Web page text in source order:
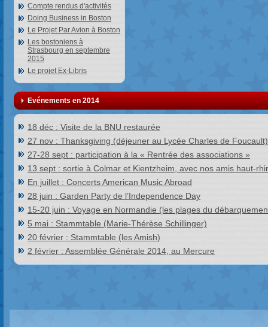
Compte rendus d'activités
Doing Business in Boston
Le Projet Par Avion à Boston
Les bostoniens à
Strasbourg en septembre
2015
Le projet Ex-Libris
Evénements en 2014
18 déc : Visite de la BNU restaurée
27 nov : Thanksgiving (déjeuner au Lycée Charles de Foucault)
27-28 sept : participation à la « Rentrée des associations »
13 sept : sortie à Colmar et Kientzheim, avec nos amis haut-
En juillet : Concerts American Music Abroad
28 juin : Garden Party de l’Independence Day
15-20 juin : Voyage en Normandie (les plages du
5 mai : Stammtable (Marie-Thérèse Schillinger)
20 février : Stammtable (les Amish)
2 février : Assemblée Générale 2014, au Mercure